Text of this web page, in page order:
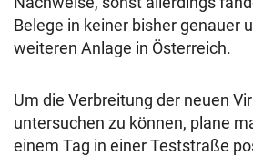
Belege in keiner bisher genauer
weiteren Anlage in Österreich.
Um die Verbreitung der neuen
untersuchen zu können, plane
einem Tag in einer Teststraße